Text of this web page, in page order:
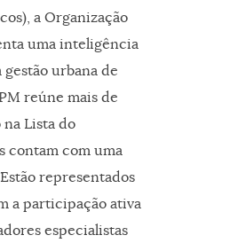
a Organização
uma inteligência
gestão urbana de
reúne mais de
Lista do
contam com uma
representados
a participação ativa
especialistas